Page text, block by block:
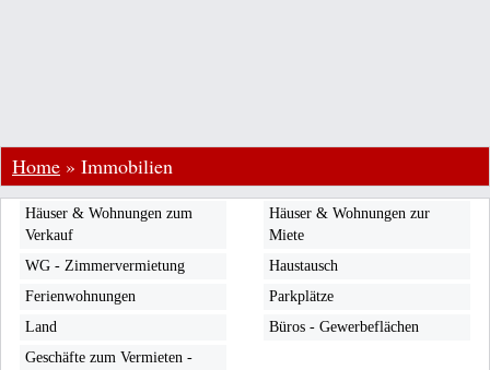
Home » Immobilien
Häuser & Wohnungen zum
Verkauf
Häuser & Wohnungen zur
Miete
WG - Zimmervermietung
Haustausch
Ferienwohnungen
Parkplätze
Land
Büros - Gewerbeflächen
Geschäfte zum Vermieten -